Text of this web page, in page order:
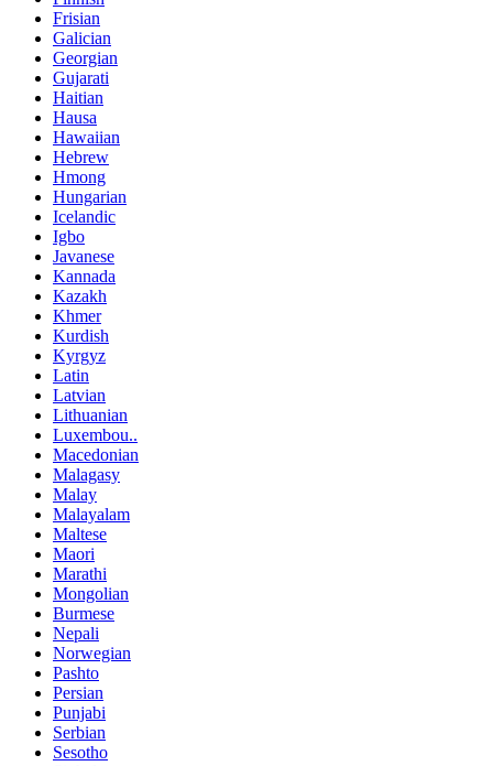
Frisian
Galician
Georgian
Gujarati
Haitian
Hausa
Hawaiian
Hebrew
Hmong
Hungarian
Icelandic
Igbo
Javanese
Kannada
Kazakh
Khmer
Kurdish
Kyrgyz
Latin
Latvian
Lithuanian
Luxembou..
Macedonian
Malagasy
Malay
Malayalam
Maltese
Maori
Marathi
Mongolian
Burmese
Nepali
Norwegian
Pashto
Persian
Punjabi
Serbian
Sesotho